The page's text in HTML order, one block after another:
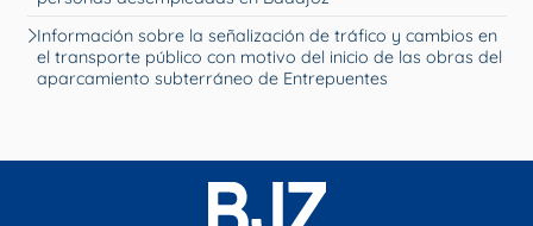
Información sobre la señalización de tráfico y cambios en
el transporte público con motivo del inicio de las obras del
aparcamiento subterráneo de Entrepuentes